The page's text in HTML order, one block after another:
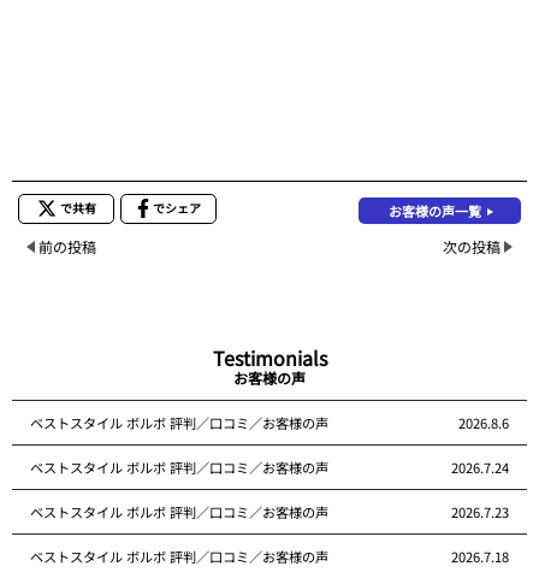
で共有 でシェア お客様の声一覧
前の投稿 次の投稿
Testimonials
お客様の声
ベストスタイル ボルボ 評判／口コミ／お客様の声 2026.8.6
ベストスタイル ボルボ 評判／口コミ／お客様の声 2026.7.24
ベストスタイル ボルボ 評判／口コミ／お客様の声 2026.7.23
ベストスタイル ボルボ 評判／口コミ／お客様の声 2026.7.18